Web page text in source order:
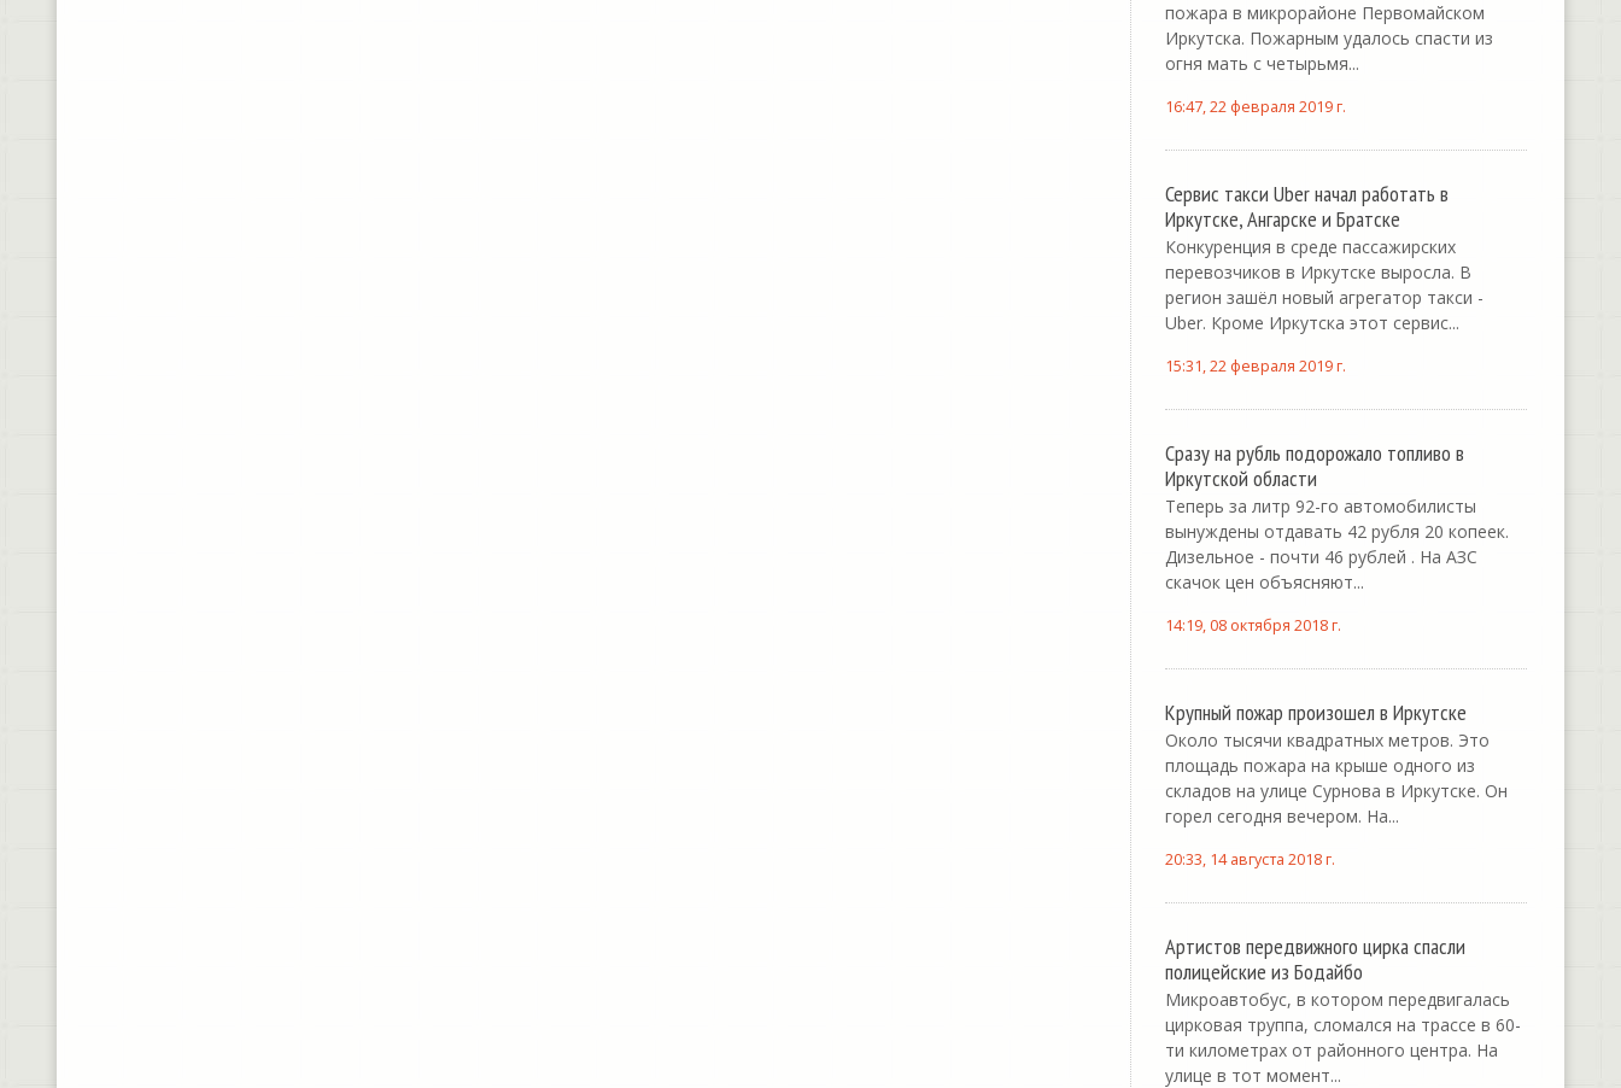
пожара в микрорайоне Первомайском
Иркутска. Пожарным удалось спасти из
огня мать с четырьмя...
16:47, 22 февраля 2019 г.
Сервис такси Uber начал работать в
Иркутске, Ангарске и Братске
Конкуренция в среде пассажирских
перевозчиков в Иркутске выросла. В
регион зашёл новый агрегатор такси -
Uber. Кроме Иркутска этот сервис...
15:31, 22 февраля 2019 г.
Сразу на рубль подорожало топливо в
Иркутской области
Теперь за литр 92-го автомобилисты
вынуждены отдавать 42 рубля 20 копеек.
Дизельное - почти 46 рублей . На АЗС
скачок цен объясняют...
14:19, 08 октября 2018 г.
Крупный пожар произошел в Иркутске
Около тысячи квадратных метров. Это
площадь пожара на крыше одного из
складов на улице Сурнова в Иркутске. Он
горел сегодня вечером. На...
20:33, 14 августа 2018 г.
Артистов передвижного цирка спасли
полицейские из Бодайбо
Микроавтобус, в котором передвигалась
цирковая труппа, сломался на трассе в 60-
ти километрах от районного центра. На
улице в тот момент...